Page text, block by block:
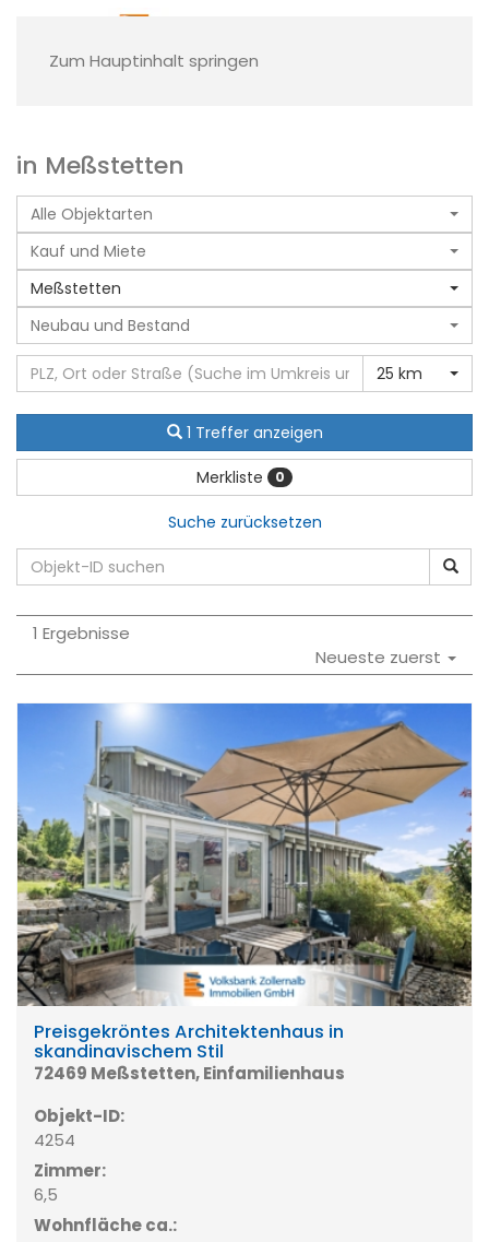
Zum Hauptinhalt springen
in Meßstetten
Alle Objektarten
Kauf und Miete
Meßstetten
Neubau und Bestand
25 km
1 Treffer anzeigen
Merkliste 0
Suche zurücksetzen
1 Ergebnisse
Neueste zuerst
Preisgekröntes Architektenhaus in
skandinavischem Stil
72469 Meßstetten, Einfamilienhaus
Objekt-ID:
4254
Zimmer:
6,5
Wohnfläche ca.: